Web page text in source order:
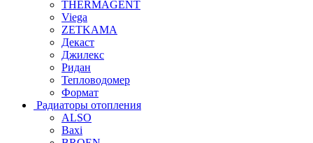
THERMAGENT
Viega
ZETKAMA
Декаст
Джилекс
Ридан
Тепловодомер
Формат
Радиаторы отопления
ALSO
Baxi